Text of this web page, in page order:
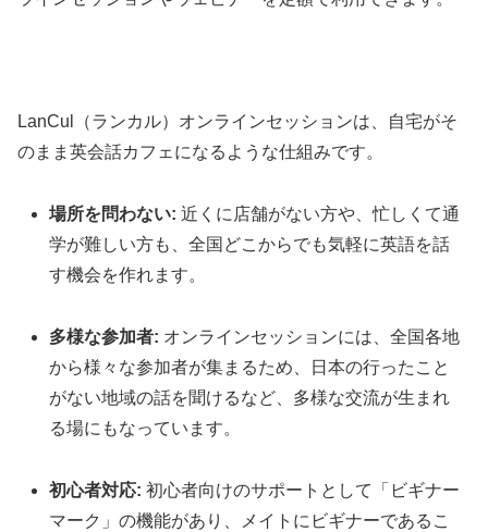
LanCul（ランカル）オンラインセッションは、自宅がそ
のまま英会話カフェになるような仕組みです。
場所を問わない: 近くに店舗がない方や、忙しくて通
学が難しい方も、全国どこからでも気軽に英語を話
す機会を作れます。
多様な参加者: オンラインセッションには、全国各地
から様々な参加者が集まるため、日本の行ったこと
がない地域の話を聞けるなど、多様な交流が生まれ
る場にもなっています。
初心者対応: 初心者向けのサポートとして「ビギナー
マーク」の機能があり、メイトにビギナーであるこ